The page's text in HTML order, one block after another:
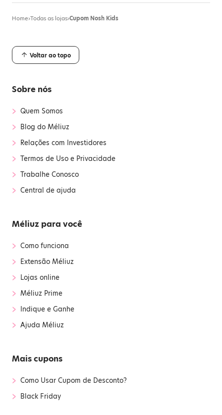
Home›Todas as lojas›Cupom Nosh Kids
Voltar ao topo
Sobre nós
› Quem Somos
› Blog do Méliuz
› Relações com Investidores
› Termos de Uso e Privacidade
› Trabalhe Conosco
› Central de ajuda
Méliuz para você
› Como funciona
› Extensão Méliuz
› Lojas online
› Méliuz Prime
› Indique e Ganhe
› Ajuda Méliuz
Mais cupons
› Como Usar Cupom de Desconto?
› Black Friday